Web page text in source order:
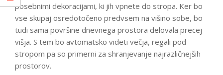
posebnimi dekoracijami, ki jih vpnete do stropa. Ker bo
vse skupaj osredotočeno predvsem na višino sobe, bo
tudi sama površine dnevnega prostora delovala precej
višja. S tem bo avtomatsko videti večja, regali pod
stropom pa so primerni za shranjevanje najrazličnejših
prostorov.